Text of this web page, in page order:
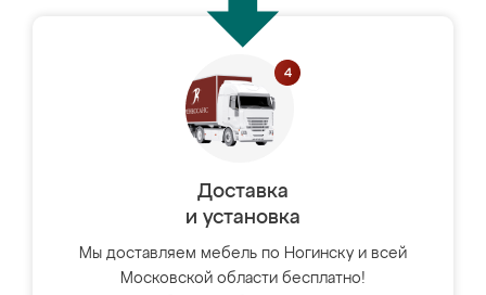
Доставка
и установка
Мы доставляем мебель по Ногинску и всей
Московской области бесплатно!